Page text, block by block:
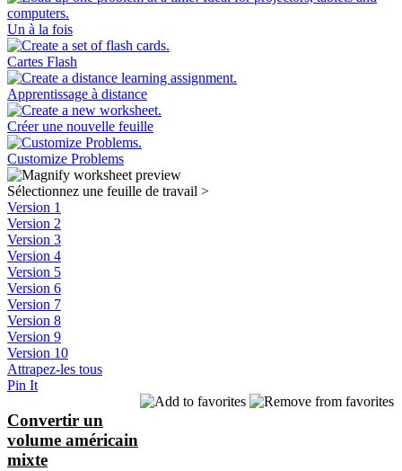
Un à la fois
Cartes Flash
Apprentissage à distance
Créer une nouvelle feuille
Customize Problems
Sélectionnez une feuille de travail >
Version 1
Version 2
Version 3
Version 4
Version 5
Version 6
Version 7
Version 8
Version 9
Version 10
Attrapez-les tous
Pin It
Convertir un
volume américain
mixte